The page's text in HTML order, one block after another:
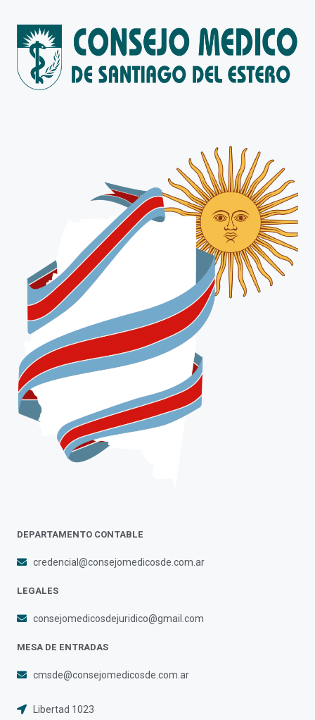
DEPARTAMENTO CONTABLE
credencial@consejomedicosde.com.ar
LEGALES
consejomedicosdejuridico@gmail.com
MESA DE ENTRADAS
cmsde@consejomedicosde.com.ar
Libertad 1023